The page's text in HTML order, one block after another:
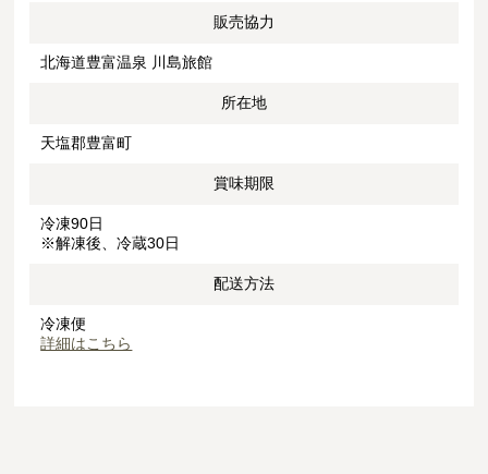
販売協力
北海道豊富温泉 川島旅館
所在地
天塩郡豊富町
賞味期限
冷凍90日
※解凍後、冷蔵30日
配送方法
冷凍便
詳細はこちら